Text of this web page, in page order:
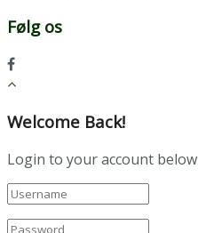
Følg os
Welcome Back!
Login to your account below